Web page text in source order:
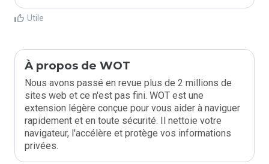
Utile
À propos de WOT
Nous avons passé en revue plus de 2 millions de
sites web et ce n'est pas fini. WOT est une
extension légère conçue pour vous aider à naviguer
rapidement et en toute sécurité. Il nettoie votre
navigateur, l'accélère et protège vos informations
privées.